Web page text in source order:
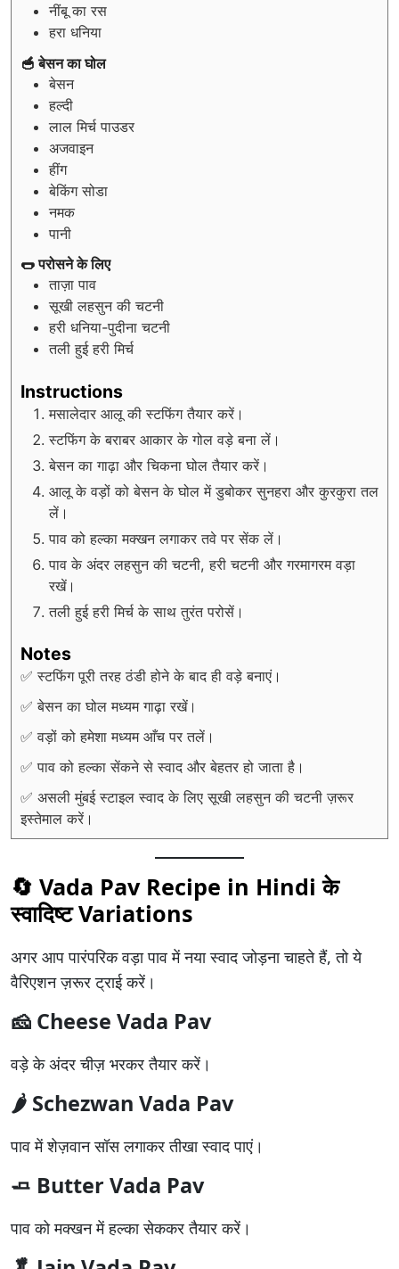
नींबू का रस
हरा धनिया
🥣 बेसन का घोल
बेसन
हल्दी
लाल मिर्च पाउडर
अजवाइन
हींग
बेकिंग सोडा
नमक
पानी
🌭 परोसने के लिए
ताज़ा पाव
सूखी लहसुन की चटनी
हरी धनिया-पुदीना चटनी
तली हुई हरी मिर्च
Instructions
मसालेदार आलू की स्टफिंग तैयार करें।
स्टफिंग के बराबर आकार के गोल वड़े बना लें।
बेसन का गाढ़ा और चिकना घोल तैयार करें।
आलू के वड़ों को बेसन के घोल में डुबोकर सुनहरा और कुरकुरा तल
लें।
पाव को हल्का मक्खन लगाकर तवे पर सेंक लें।
पाव के अंदर लहसुन की चटनी, हरी चटनी और गरमागरम वड़ा
रखें।
तली हुई हरी मिर्च के साथ तुरंत परोसें।
Notes
✅ स्टफिंग पूरी तरह ठंडी होने के बाद ही वड़े बनाएं।
✅ बेसन का घोल मध्यम गाढ़ा रखें।
✅ वड़ों को हमेशा मध्यम आँच पर तलें।
✅ पाव को हल्का सेंकने से स्वाद और बेहतर हो जाता है।
✅ असली मुंबई स्टाइल स्वाद के लिए सूखी लहसुन की चटनी ज़रूर
इस्तेमाल करें।
🔄 Vada Pav Recipe in Hindi के
स्वादिष्ट Variations
अगर आप पारंपरिक वड़ा पाव में नया स्वाद जोड़ना चाहते हैं, तो ये
वैरिएशन ज़रूर ट्राई करें।
🧀 Cheese Vada Pav
वड़े के अंदर चीज़ भरकर तैयार करें।
🌶️ Schezwan Vada Pav
पाव में शेज़वान सॉस लगाकर तीखा स्वाद पाएं।
🧈 Butter Vada Pav
पाव को मक्खन में हल्का सेककर तैयार करें।